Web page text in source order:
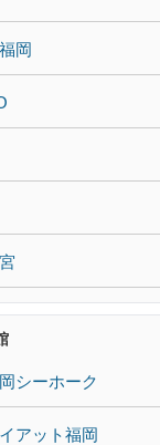
岡
シーホーク
アット福岡